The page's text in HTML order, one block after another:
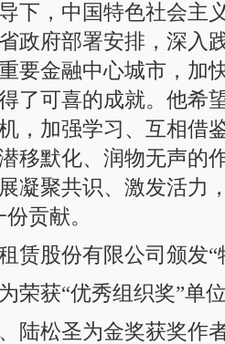
下，中国特色社会主
政府部署安排，深入
要金融中心城市，加
了可喜的成就。他希
，加强学习、互相借
移默化、润物无声的
凝聚共识、激发活力
贡献。
赁股份有限公司颁发“
荣获“优秀组织奖”单
陆松圣为金奖获奖作